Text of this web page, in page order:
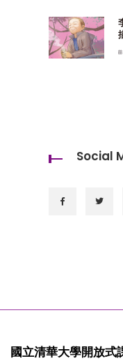
Social
國立清華大學開放式